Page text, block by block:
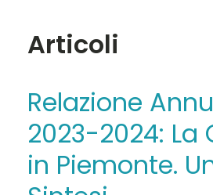
Articoli
Relazione
2023-2024: La
in Piemonte.